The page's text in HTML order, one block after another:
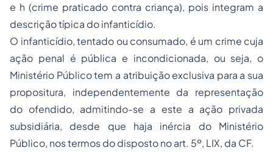
e h (crime praticado contra criança), pois integram a
descrição típica do infanticídio.
O infanticídio, tentado ou consumado, é um crime cuja
ação penal é pública e incondicionada, ou seja, o
Ministério Público tem a atribuição exclusiva para a sua
propositura, independentemente da representação
do ofendido, admitindo-se a este a ação privada
subsidiária, desde que haja inércia do Ministério
Público, nos termos do disposto no art. 5º, LIX, da CF.